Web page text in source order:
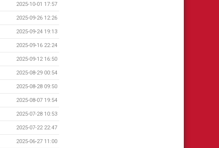
2025-10-01 17:57
2025-09-26 12:26
2025-09-24 19:13
2025-09-16 22:24
2025-09-12 16:50
2025-08-29 00:54
2025-08-28 09:50
2025-08-07 19:54
2025-07-28 10:53
2025-07-22 22:47
2025-06-27 11:00